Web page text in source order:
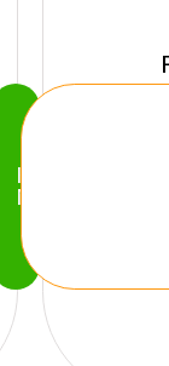
Köp
Nu